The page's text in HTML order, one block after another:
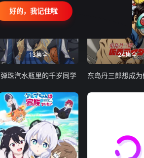
13集全
弹珠汽水瓶里的千岁同学
24集全
好的，我记住啦